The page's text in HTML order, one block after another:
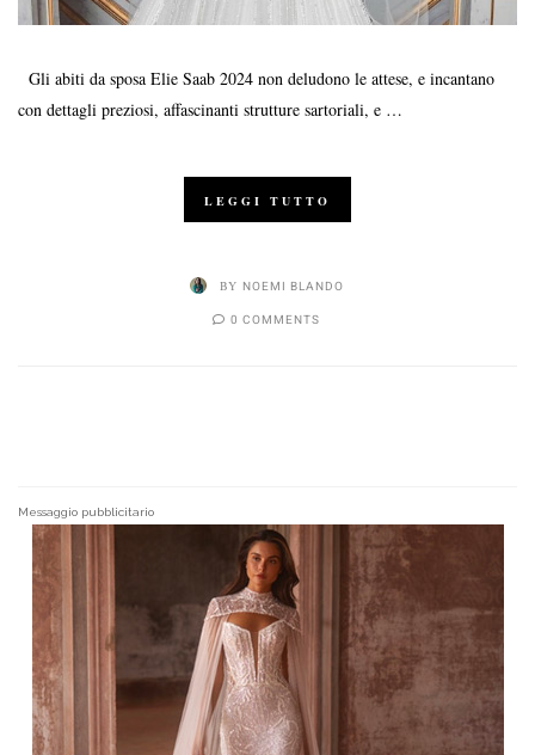
Gli abiti da sposa Elie Saab 2024 non deludono le attese, e incantano
con dettagli preziosi, affascinanti strutture sartoriali, e …
LEGGI TUTTO
BY NOEMI BLANDO
0 COMMENTS
Messaggio pubblicitario